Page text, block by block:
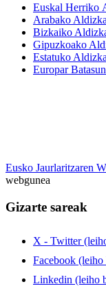
Euskal Herriko
Arabako
Bizkaiko
Gipuzkoako
Estatuko
Europar
Eusko Jaurlaritzaren
webgunea
Gizarte sareak
X - Twitter
Facebook
Linkedin (leiho